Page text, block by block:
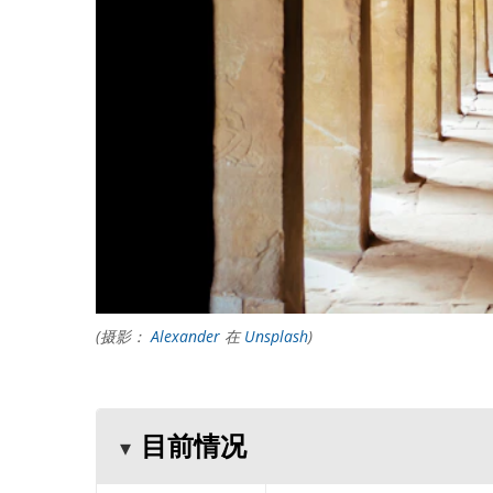
(摄影： Alexander 在Unsplash)
目前情况